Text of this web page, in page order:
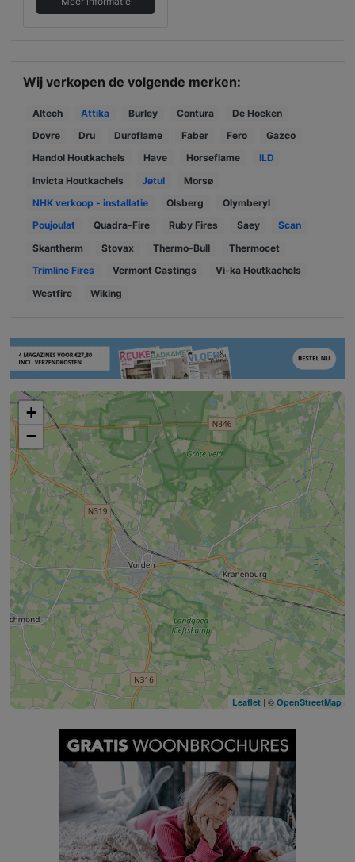
Wij verkopen de volgende merken:
Altech Attika Burley Contura
De Hoeken
Dovre
Dru Duroflame Faber Fero
Gazco
Handol Houtkachels
Have Horseflame
ILD
Invicta Houtkachels
Jøtul
Morsø
NHK verkoop - installatie
Olsberg
Olymberyl
Poujoulat
Quadra-Fire Ruby Fires Saey
Scan
Skantherm
Stovax Thermo-Bull
Thermocet
Trimline Fires
Vermont Castings
Vi-ka Houtkachels
Westfire
Wiking
+
−
Leaflet | © OpenStreetMap